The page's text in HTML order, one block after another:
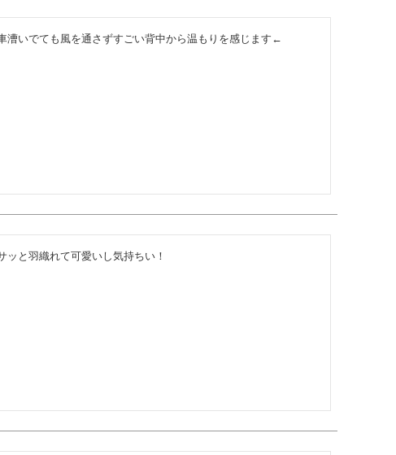
漕いでても風を通さずすごい背中から温もりを感じます←
ッと羽織れて可愛いし気持ちい！